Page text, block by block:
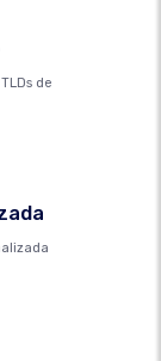
de